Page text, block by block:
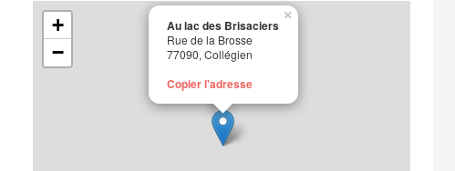
Au lac des Brisaciers
Rue de la Brosse
77090, Collégien
Copier l'adresse
×
+
−